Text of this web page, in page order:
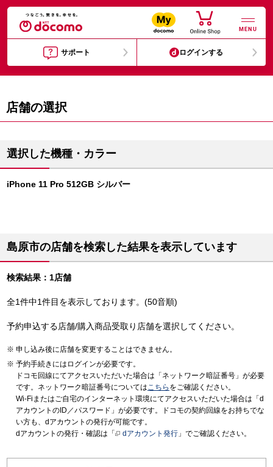
MENU
サポート ログインする
店舗の選択
選択した機種・カラー
iPhone 11 Pro 512GB シルバー
島原市の店舗を検索した結果を表示しています
検索結果：1店舗
全1件中1件目を表示しております。(50音順)
予約申込する店舗/購入商品受取り店舗を選択してください。
申し込み後に店舗を変更することはできません。
予約手続きにはログインが必要です。
ドコモ回線にてアクセスいただいた場合は「ネットワーク暗証番号」が必要
です。ネットワーク暗証番号についてはこちら をご確認ください。
Wi-Fiまたはご自宅のインターネット環境にてアクセスいただいた場合は「d
アカウントのID／パスワード」が必要です。ドコモの契約回線をお持ちでな
い方も、dアカウントの発行が可能です。
dアカウントの発行・確認は「
dアカウント発行 」でご確認ください。